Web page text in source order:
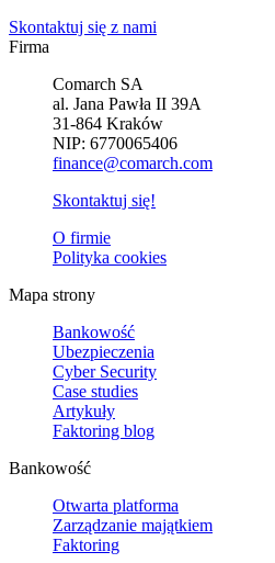
Skontaktuj się z nami
Firma
Comarch SA
al. Jana Pawła II 39A
31-864 Kraków
NIP: 6770065406
finance@comarch.com
Skontaktuj się!
O firmie
Polityka cookies
Mapa strony
Bankowość
Ubezpieczenia
Cyber Security
Case studies
Artykuły
Faktoring blog
Bankowość
Otwarta platforma
Zarządzanie majątkiem
Faktoring